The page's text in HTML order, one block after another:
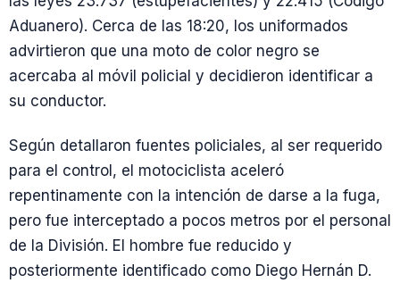
Aduanero). Cerca de las 18:20, los uniformados
advirtieron que una moto de color negro se
acercaba al móvil policial y decidieron identificar a
su conductor.
Según detallaron fuentes policiales, al ser requerido
para el control, el motociclista aceleró
repentinamente con la intención de darse a la fuga,
pero fue interceptado a pocos metros por el personal
de la División. El hombre fue reducido y
posteriormente identificado como Diego Hernán D.